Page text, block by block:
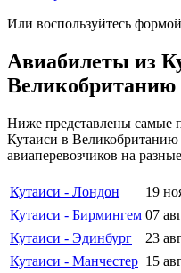
Или воспользуйтесь
Авиабилеты из
Великобританию
Ниже представлены самые
Кутаиси в
авиаперевозчиков на
Кутаиси - Лондон 19
Кутаиси - Бирмингем 07
Кутаиси - Эдинбург
23
Кутаиси - Манчестер 15